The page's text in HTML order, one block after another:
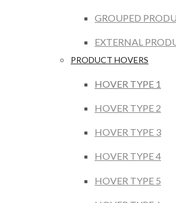
GROUPED
EXTERNAL
PRODUCT HOVERS
HOVER TYPE 1
HOVER TYPE 2
HOVER TYPE 3
HOVER TYPE 4
HOVER TYPE 5